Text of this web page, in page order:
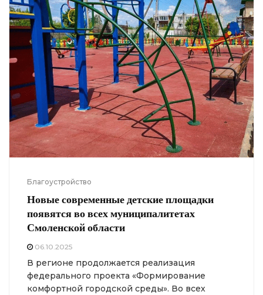
Благоустройство
Новые современные детские площадки
появятся во всех муниципалитетах
Смоленской области
06.10.2025
В регионе продолжается реализация
федерального проекта «Формирование
комфортной городской среды». Во всех